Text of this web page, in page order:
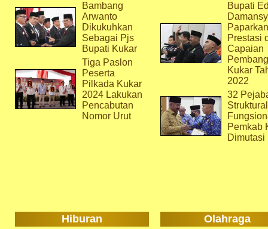
Bambang
Arwanto
Dikukuhkan
Sebagai Pjs
Bupati Kukar
Tiga Paslon
Peserta
Pilkada Kukar
2024 Lakukan
Pencabutan
Nomor Urut
Bupati
Paparkan
Prestasi
Capaian
Kukar
2022
32
Pemkab
Dimutasi
Hiburan Olahraga